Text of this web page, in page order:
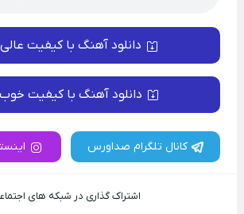
دانلود آهنگ با کیفیت عالی
دانلود آهنگ با کیفیت خوب 128
کانال تلگرام صداورس
اشتراک گذاری در شبکه های